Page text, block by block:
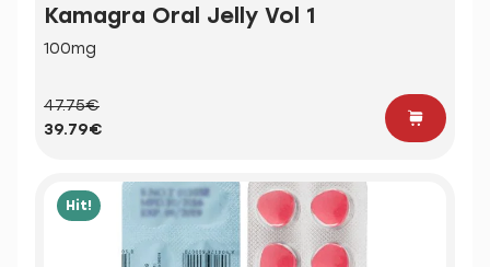
Kamagra Oral Jelly Vol 1
100mg
47.75€
39.79€
Hit!